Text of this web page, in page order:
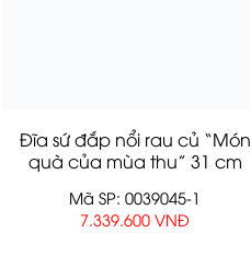
Đĩa sứ đắp nổi rau củ “Món
quà của mùa thu” 31 cm
Mã SP: 0039045-1
7.339.600 VNĐ